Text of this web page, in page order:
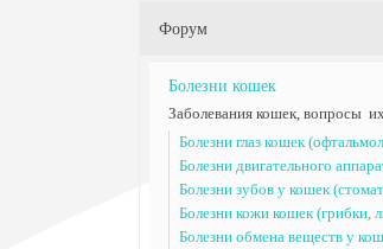
Форум
Болезни кошек
Заболевания кошек, вопросы
Болезни глаз кошек
Болезни двигательного
Болезни зубов у кошек
Болезни кожи кошек (грибки,
Болезни обмена веществ у